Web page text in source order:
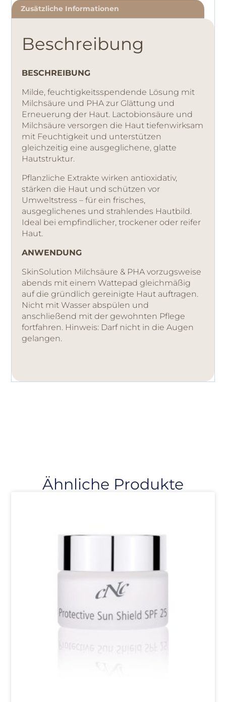
Zusätzliche Informationen
Beschreibung
BESCHREIBUNG
Milde, feuchtigkeitsspendende Lösung mit
Milchsäure und PHA zur Glättung und
Erneuerung der Haut. Lactobionsäure und
Milchsäure versorgen die Haut tiefenwirksam
mit Feuchtigkeit und unterstützen
gleichzeitig eine ausgeglichene, glatte
Hautstruktur.
Pflanzliche Extrakte wirken antioxidativ,
stärken die Haut und schützen vor
Umweltstress – für ein frisches,
ausgeglichenes und strahlendes Hautbild.
Ideal bei empfindlicher, trockener oder reifer
Haut.
ANWENDUNG
SkinSolution Milchsäure & PHA vorzugsweise
abends mit einem Wattepad gleichmäßig
auf die gründlich gereinigte Haut auftragen.
Nicht mit Wasser abspülen und
anschließend mit der gewohnten Pflege
fortfahren. Hinweis: Darf nicht in die Augen
gelangen.
Ähnliche Produkte